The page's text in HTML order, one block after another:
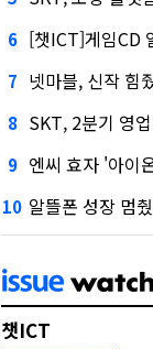
6 [챗ICT]게임CD
7 넷마블, 신작 힘
8 SKT, 2분기 영업
9 엔씨 효자 '아이온',
10 알뜰폰 성장 멈
챗ICT